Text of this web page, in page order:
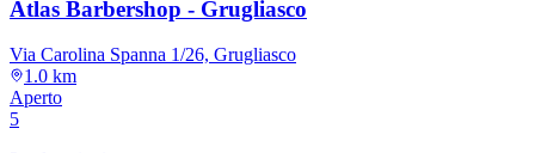
Atlas Barbershop - Grugliasco
Via Carolina Spanna 1/26, Grugliasco
1.0 km
Aperto
5